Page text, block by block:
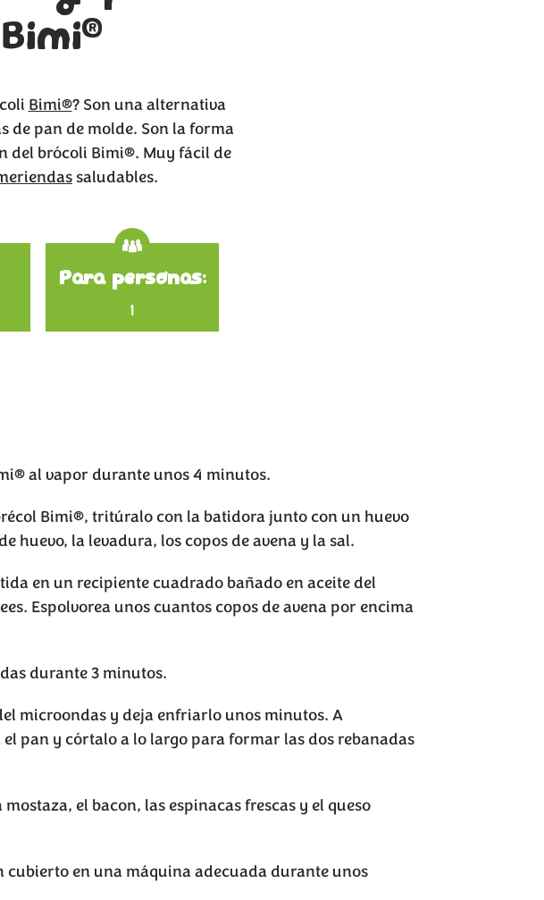
®
Bimi®? Son una alternativa
de pan de molde. Son la forma
del brócoli Bimi®. Muy fácil de
saludables.
Para personas:
1
al vapor durante unos 4 minutos.
Bimi®, tritúralo con la batidora junto con un huevo
huevo, la levadura, los copos de avena y la sal.
en un recipiente cuadrado bañado en aceite del
Espolvorea unos cuantos copos de avena por encima
durante 3 minutos.
microondas y deja enfriarlo unos minutos. A
pan y córtalo a lo largo para formar las dos rebanadas
el bacon, las espinacas frescas y el queso
cubierto en una máquina adecuada durante unos